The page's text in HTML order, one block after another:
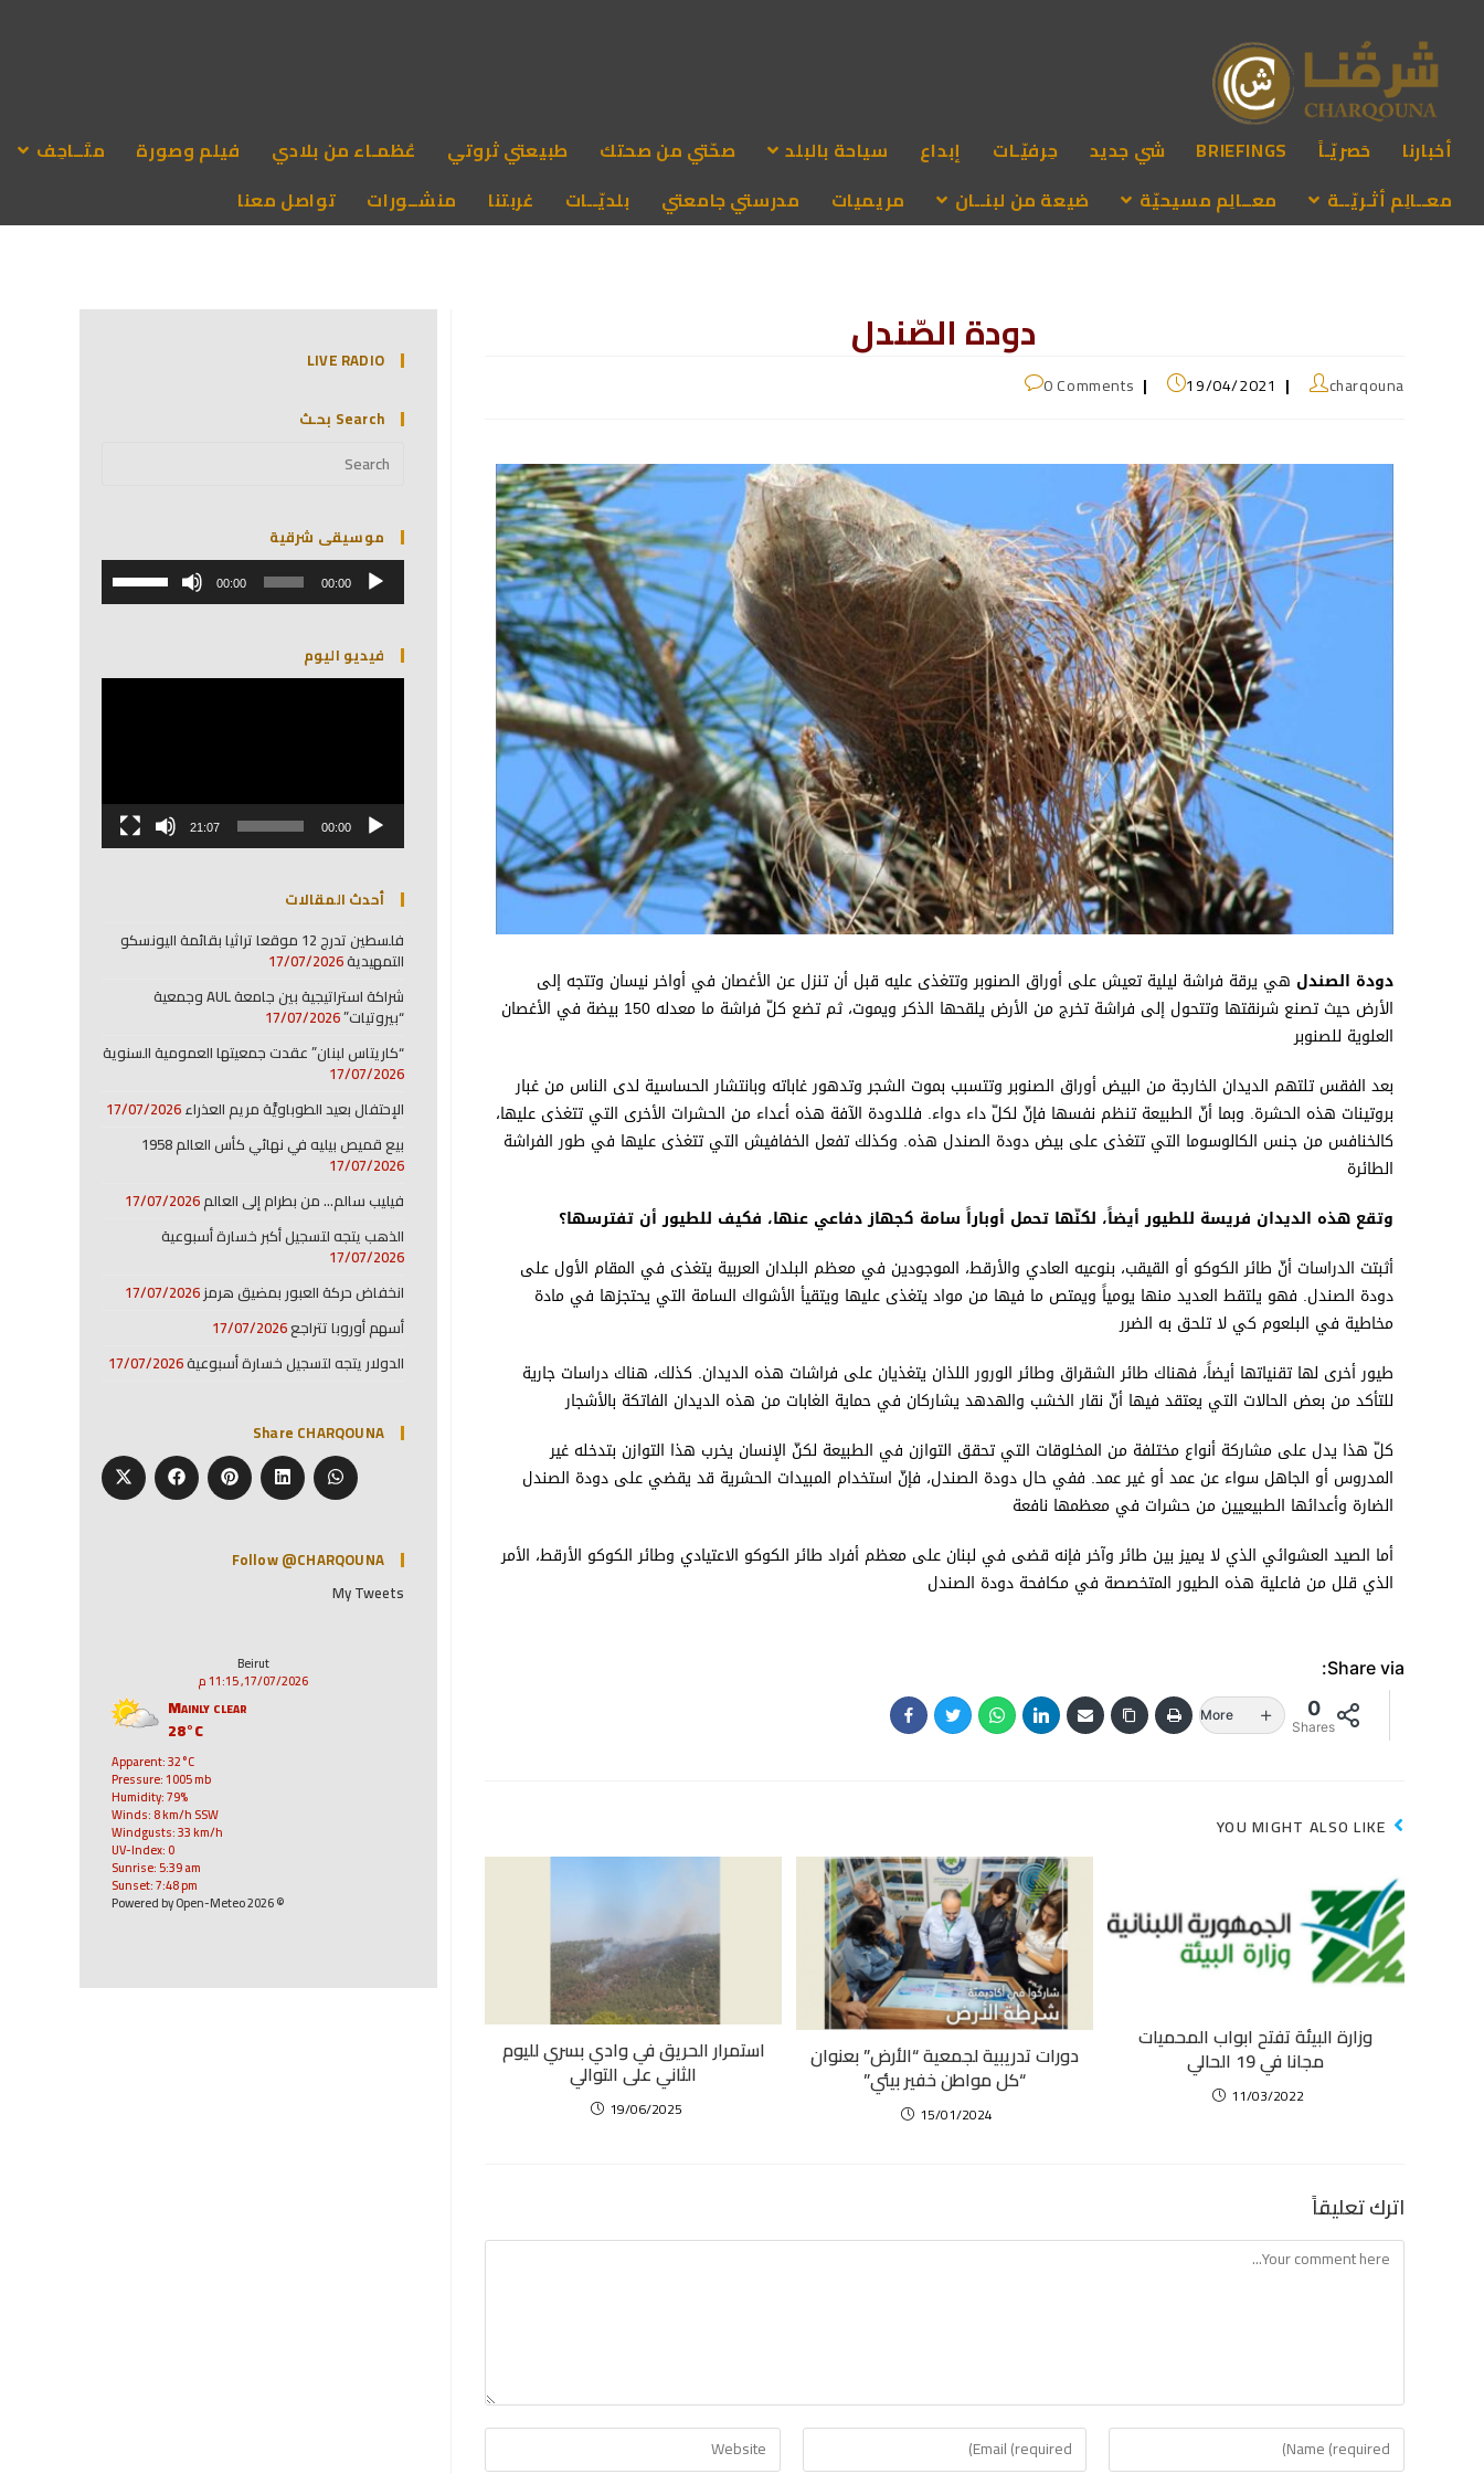
أخبارنا حَصريّـاً BRIEFINGS شي جديد حِرفيّـات إبداع سياحة بالبلد صحّتي من صحتك طبيعتي ثروتي عُظمـاء من بلادي فيلم وصورة
متَــاحِف
معــالِم أثـريّــة
معــالِم مسيحيّة ضيعة من لبنــان مريميات مدرستي جامعتي بلديّــات غربتنا منشــورات تواصل معنا
دودة الصّندل
charqouna
19/04/2021
0 Comments
دودة الصندل هي يرقة فراشة ليلية تعيش على أوراق الصنوبر وتتغذى عليه قبل أن تنزل عن الأغصان في أواخر نيسان وتتجه إلى
الأرض حيث تصنع شرنقتها وتتحول إلى فراشة تخرج من الأرض يلقحها الذكر ويموت، ثم تضع كلّ فراشة ما معدله 150 بيضة في الأغصان
العلوية للصنوبر
بعد الفقس تلتهم الديدان الخارجة من البيض أوراق الصنوبر وتتسبب بموت الشجر وتدهور غاباته وبانتشار الحساسية لدى الناس من غبار
بروتينات هذه الحشرة. وبما أنّ الطبيعة تنظم نفسها فإنّ لكلّ داء دواء. فللدودة الآفة هذه أعداء من الحشرات الأخرى التي تتغذى عليها،
كالخنافس من جنس الكالوسوما التي تتغذى على بيض دودة الصندل هذه. وكذلك تفعل الخفافيش التي تتغذى عليها في طور الفراشة
الطائرة
وتقع هذه الديدان فريسة للطيور أيضاً، لكنّها تحمل أوباراً سامة كجهاز دفاعي عنها، فكيف للطيور أن تفترسها؟
أثبتت الدراسات أنّ طائر الكوكو أو القيقب، بنوعيه العادي والأرقط، الموجودين في معظم البلدان العربية يتغذى في المقام الأول على
دودة الصندل. فهو يلتقط العديد منها يومياً ويمتص ما فيها من مواد يتغذى عليها ويتقيأ الأشواك السامة التي يحتجزها في مادة
مخاطية في البلعوم كي لا تلحق به الضرر
طيور أخرى لها تقنياتها أيضاً، فهناك طائر الشقراق وطائر الورور اللذان يتغذيان على فراشات هذه الديدان. كذلك، هناك دراسات جارية
للتأكد من بعض الحالات التي يعتقد فيها أنّ نقار الخشب والهدهد يشاركان في حماية الغابات من هذه الديدان الفاتكة بالأشجار
كلّ هذا يدل على مشاركة أنواع مختلفة من المخلوقات التي تحقق التوازن في الطبيعة لكنّ الإنسان يخرب هذا التوازن بتدخله غير
المدروس أو الجاهل سواء عن عمد أو غير عمد. ففي حال دودة الصندل، فإنّ استخدام المبيدات الحشرية قد يقضي على دودة الصندل
الضارة وأعدائها الطبيعيين من حشرات في معظمها نافعة
أما الصيد العشوائي الذي لا يميز بين طائر وآخر فإنه قضى في لبنان على معظم أفراد طائر الكوكو الاعتيادي وطائر الكوكو الأرقط، الأمر
الذي قلل من فاعلية هذه الطيور المتخصصة في مكافحة دودة الصندل
Share via:
0
Shares
More
YOU MIGHT ALSO LIKE
استمرار الحريق في وادي بسري لليوم
الثاني على التوالي
19/06/2025
دورات تدريبية لجمعية “الأرض” بعنوان
“كل مواطن خفير بيئي”
15/01/2024
وزارة البيئة تفتح ابواب المحميات
مجانا في 19 الحالي
11/03/2022
اترك تعليقاً
LIVE RADIO
Search بحـث
موسيقى شرقية
مشغل
الصوت 00:00
00:00
مفاتيح
لزيادة
فيديو اليوم
مشغل
00:00
21:07
أحدث المقالات
فلسطين تدرج 12 موقعا تراثيا بقائمة اليونسكو
التمهيدية17/07/2026
شراكة استراتيجية بين جامعة AUL وجمعية
“بيروتيات”17/07/2026
“كاريتاس لبنان” عقدت جمعيتها العمومية السنوية
17/07/2026
الإحتفال بعيد الطوباويَّة مريم العذراء17/07/2026
بيع قميص بيليه في نهائي كأس العالم 1958
17/07/2026
فيليب سالم… من بطرام إلى العالم17/07/2026
الذهب يتجه لتسجيل أكبر خسارة أسبوعية
17/07/2026
انخفاض حركة العبور بمضيق هرمز17/07/2026
أسهم أوروبا تتراجع17/07/2026
الدولار يتجه لتسجيل خسارة أسبوعية17/07/2026
Share CHARQOUNA
Follow @CHARQOUNA
My Tweets
Beirut
17/07/2026, 11:15 م
Mainly clear
28°C
Apparent: 32°C
Pressure: 1005 mb
Humidity: 79%
Winds: 8 km/h SSW
Windgusts: 33 km/h
UV-Index: 0
Sunrise: 5:39 am
Sunset: 7:48 pm
© 2026 Powered by Open-Meteo